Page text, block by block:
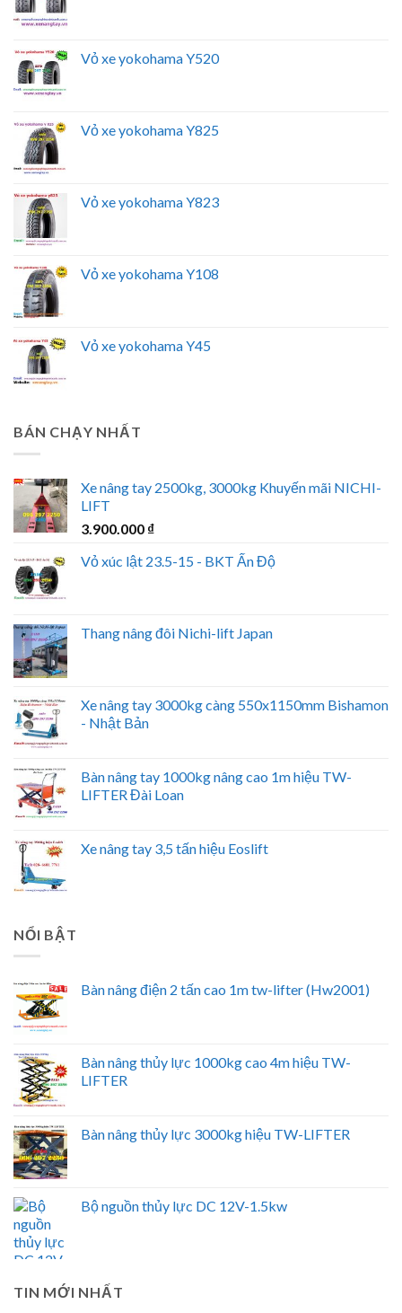
Vỏ xe yokohama Y520
Vỏ xe yokohama Y825
Vỏ xe yokohama Y823
Vỏ xe yokohama Y108
Vỏ xe yokohama Y45
BÁN CHẠY NHẤT
Xe nâng tay 2500kg, 3000kg Khuyến mãi NICHI-
LIFT
3.900.000 ₫
Vỏ xúc lật 23.5-15 - BKT Ấn Độ
Thang nâng đôi Nichi-lift Japan
Xe nâng tay 3000kg càng 550x1150mm Bishamon
- Nhật Bản
Bàn nâng tay 1000kg nâng cao 1m hiệu TW-
LIFTER Đài Loan
Xe nâng tay 3,5 tấn hiệu Eoslift
NỔI BẬT
Bàn nâng điện 2 tấn cao 1m tw-lifter (Hw2001)
Bàn nâng thủy lực 1000kg cao 4m hiệu TW-
LIFTER
Bàn nâng thủy lực 3000kg hiệu TW-LIFTER
Bộ nguồn thủy lực DC 12V-1.5kw
TIN MỚI NHẤT